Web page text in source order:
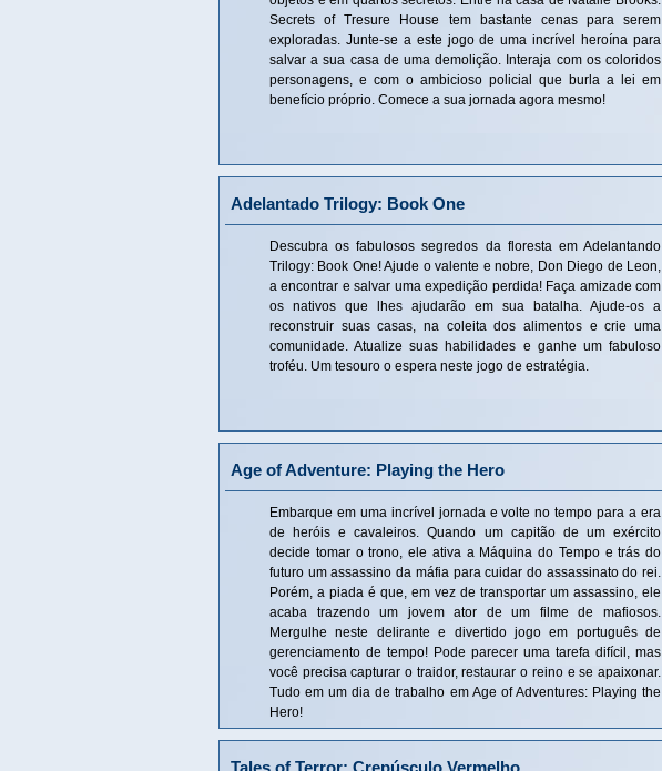
Secrets of Tresure House tem bastante cenas para serem
exploradas. Junte-se a este jogo de uma incrível heroína para
salvar a sua casa de uma demolição. Interaja com os coloridos
personagens, e com o ambicioso policial que burla a lei em
benefício próprio. Comece a sua jornada agora mesmo!
Adelantado Trilogy: Book One
Descubra os fabulosos segredos da floresta em Adelantando
Trilogy: Book One! Ajude o valente e nobre, Don Diego de Leon,
a encontrar e salvar uma expedição perdida! Faça amizade com
os nativos que lhes ajudarão em sua batalha. Ajude-os a
reconstruir suas casas, na coleita dos alimentos e crie uma
comunidade. Atualize suas habilidades e ganhe um fabuloso
troféu. Um tesouro o espera neste jogo de estratégia.
Age of Adventure: Playing the Hero
Embarque em uma incrível jornada e volte no tempo para a era
de heróis e cavaleiros. Quando um capitão de um exército
decide tomar o trono, ele ativa a Máquina do Tempo e trás do
futuro um assassino da máfia para cuidar do assassinato do rei.
Porém, a piada é que, em vez de transportar um assassino, ele
acaba trazendo um jovem ator de um filme de mafiosos.
Mergulhe neste delirante e divertido jogo em português de
gerenciamento de tempo! Pode parecer uma tarefa difícil, mas
você precisa capturar o traidor, restaurar o reino e se apaixonar.
Tudo em um dia de trabalho em Age of Adventures: Playing the
Hero!
Tales of Terror: Crepúsculo Vermelho